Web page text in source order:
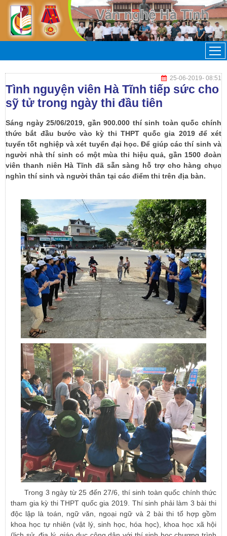
25-06-2019- 08:51
Tình nguyện viên Hà Tĩnh tiếp sức cho
sỹ tử trong ngày thi đầu tiên
Sáng ngày 25/06/2019, gần 900.000 thí sinh toàn quốc chính
thức bắt đầu bước vào kỳ thi THPT quốc gia 2019 để xét
tuyển tốt nghiệp và xét tuyển đại học. Để giúp các thí sinh và
người nhà thí sinh có một mùa thi hiệu quả, gần 1500 đoàn
viên thanh niên Hà Tĩnh đã sẵn sàng hỗ trợ cho hàng chục
nghìn thí sinh và người thân tại các điểm thi trên địa bàn.
Trong 3 ngày từ 25 đến 27/6, thí sinh toàn quốc chính thức
tham gia kỳ thi THPT quốc gia 2019. Thí sinh phải làm 3 bài thi
độc lập là toán, ngữ văn, ngoại ngữ và 2 bài thi tổ hợp gồm
khoa học tự nhiên (vật lý, sinh học, hóa học), khoa học xã hội